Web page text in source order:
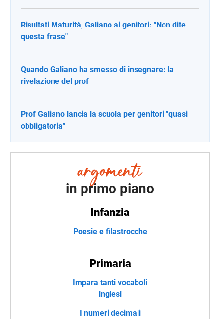
Risultati Maturità, Galiano ai genitori: "Non dite
questa frase"
Quando Galiano ha smesso di insegnare: la
rivelazione del prof
Prof Galiano lancia la scuola per genitori "quasi
obbligatoria"
in primo piano
Infanzia
Poesie e filastrocche
Primaria
Impara tanti vocaboli
inglesi
I numeri decimali